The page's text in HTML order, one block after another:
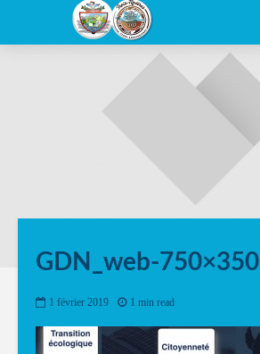
GDN_web-750×350
1 février 2019 1 min read